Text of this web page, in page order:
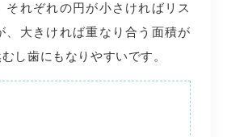
それぞれの円が小さければリス
、大きければ重なり合う面積が
し歯にもなりやすいです。